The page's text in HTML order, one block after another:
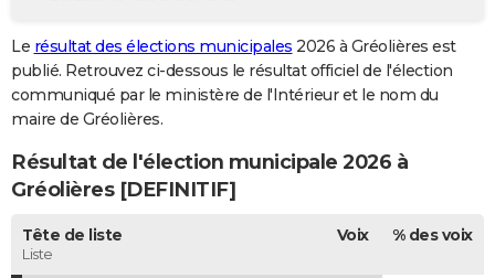
GUIDES D'ACHAT
BONS PLANS
CARTE DE VOEUX
Carte de Noël
Carte Bonne année
Carte Saint-Valentin
Carte Pâques
Carte d'anniversaire
Dictionnaire
Biographies
Citations
Expressions
Proverbes
PROGRAMME TV
Le résultat des élections municipales 2026 à Gréolières est
publié. Retrouvez ci-dessous le résultat officiel de l'élection
communiqué par le ministère de l'Intérieur et le nom du
maire de Gréolières.
Résultat de l'élection municipale 2026 à
Gréolières [DEFINITIF]
Tête de liste
Liste
Voix % des voix